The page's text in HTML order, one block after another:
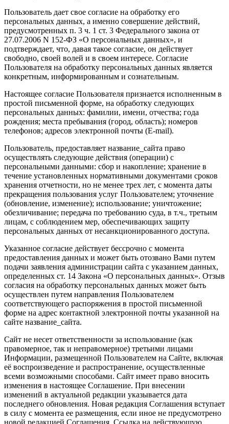
Пользователь дает свое согласие на обработку его
персональных данных, а именно совершение действий,
предусмотренных п. 3 ч. 1 ст. 3 Федерального закона от
27.07.2006 N 152-ФЗ «О персональных данных», и
подтверждает, что, давая такое согласие, он действует
свободно, своей волей и в своем интересе. Согласие
Пользователя на обработку персональных данных является
конкретным, информированным и сознательным.
Настоящее согласие Пользователя признается исполненным в
простой письменной форме, на обработку следующих
персональных данных: фамилии, имени, отчества; года
рождения; места пребывания (город, область); номеров
телефонов; адресов электронной почты (E-mail).
Пользователь, предоставляет название_сайта право
осуществлять следующие действия (операции) с
персональными данными: сбор и накопление; хранение в
течение установленных нормативными документами сроков
хранения отчетности, но не менее трех лет, с момента даты
прекращения пользования услуг Пользователем; уточнение
(обновление, изменение); использование; уничтожение;
обезличивание; передача по требованию суда, в т.ч., третьим
лицам, с соблюдением мер, обеспечивающих защиту
персональных данных от несанкционированного доступа.
Указанное согласие действует бессрочно с момента
предоставления данных и может быть отозвано Вами путем
подачи заявления администрации сайта с указанием данных,
определенных ст. 14 Закона «О персональных данных». Отзыв
согласия на обработку персональных данных может быть
осуществлен путем направления Пользователем
соответствующего распоряжения в простой письменной
форме на адрес контактной электронной почты указанной на
сайте название_сайта.
Сайт не несет ответственности за использование (как
правомерное, так и неправомерное) третьими лицами
Информации, размещенной Пользователем на Сайте, включая
её воспроизведение и распространение, осуществленные
всеми возможными способами. Сайт имеет право вносить
изменения в настоящее Соглашение. При внесении
изменений в актуальной редакции указывается дата
последнего обновления. Новая редакция Соглашения вступает
в силу с момента ее размещения, если иное не предусмотрено